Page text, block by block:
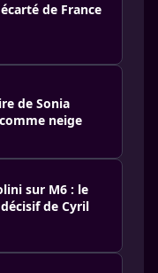
de France
de Sonia
neige
sur M6 : le
de Cyril